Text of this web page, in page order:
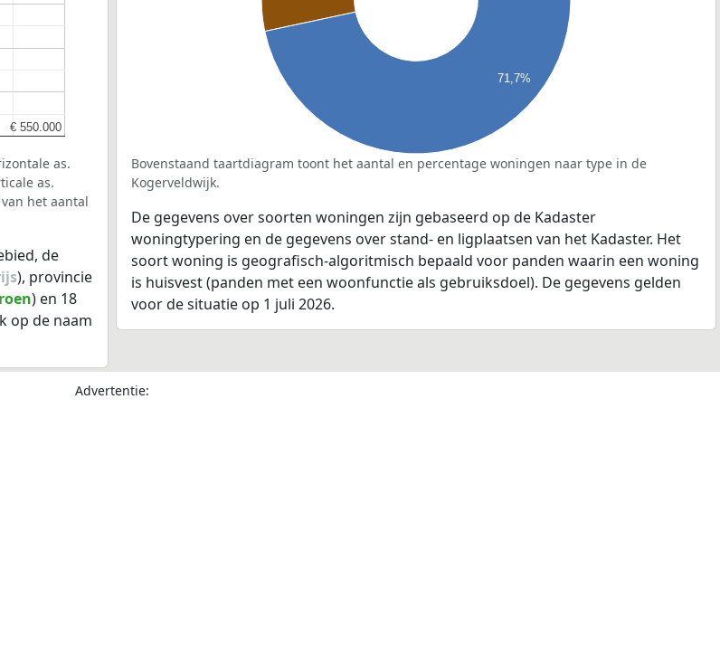
€ 550.000
€ 550.000
as.
as.
het aantal
de
), provincie
) en 18
op de naam
71,7%
Bovenstaand taartdiagram toont het aantal en percentage woningen naar type in de
Kogerveldwijk.
De gegevens over soorten woningen zijn gebaseerd op de Kadaster
woningtypering en de gegevens over stand- en ligplaatsen van het Kadaster. Het
soort woning is geografisch-algoritmisch bepaald voor panden waarin een woning
is huisvest (panden met een woonfunctie als gebruiksdoel). De gegevens gelden
voor de situatie op 1 juli 2026.
Advertentie: